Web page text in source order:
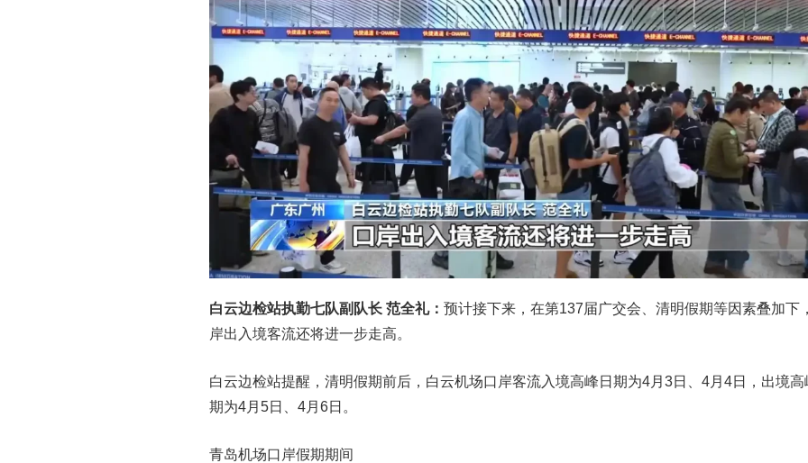
白云边检站执勤七队副队长 范全礼： 预计接下来，在第137届广交会、清明假期等因素叠加下
岸出入境客流还将进一步走高。
白云边检站提醒，清明假期前后，白云机场口岸客流入境高峰日期为4月3日、4月4日，出境高
期为4月5日、4月6日。
青岛机场口岸假期期间